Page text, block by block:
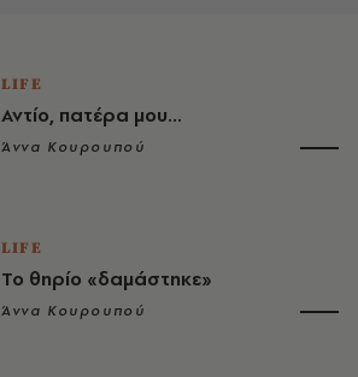
LIFE
Αντίο, πατέρα μου...
Άννα Κουρουπού
LIFE
Το θηρίο «δαμάστηκε»
Άννα Κουρουπού